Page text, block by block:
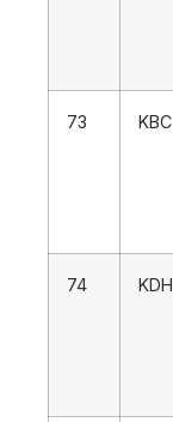
73 KBC
74 KDH